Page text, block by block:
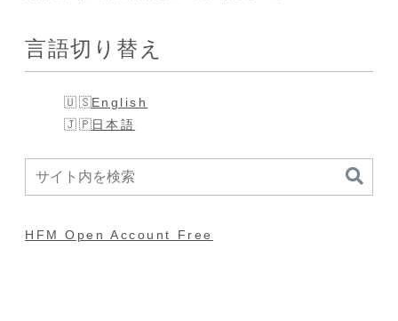
言語切り替え
English
日本語
HFM Open Account Free